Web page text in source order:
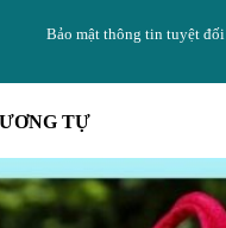
Bảo mật thông tin tuyệt đối
TỰ